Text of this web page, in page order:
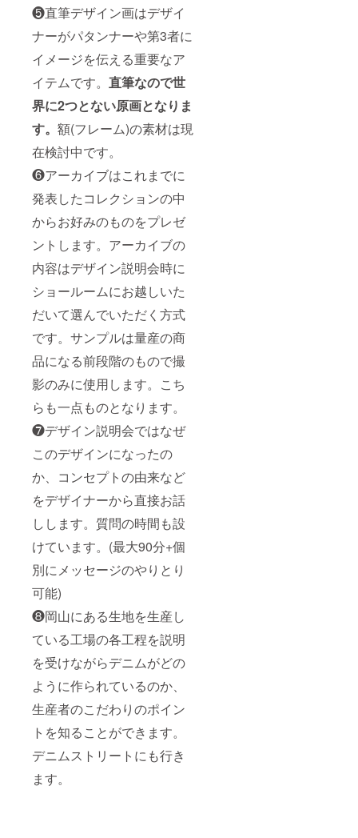
❺直筆デザイン画はデザイ
ナーがパタンナーや第3者に
イメージを伝える重要なア
イテムです。 直筆なので世
界に2つとない原画となりま
す。 額(フレーム)の素材は現
在検討中です。
❻アーカイブはこれまでに
発表したコレクションの中
からお好みのものをプレゼ
ントします。アーカイブの
内容はデザイン説明会時に
ショールームにお越しいた
だいて選んでいただく方式
です。サンプルは量産の商
品になる前段階のもので撮
影のみに使用します。こち
らも一点ものとなります。
❼デザイン説明会ではなぜ
このデザインになったの
か、コンセプトの由来など
をデザイナーから直接お話
しします。質問の時間も設
けています。(最大90分+個
別にメッセージのやりとり
可能)
❽岡山にある生地を生産し
ている工場の各工程を説明
を受けながらデニムがどの
ように作られているのか、
生産者のこだわりのポイン
トを知ることができます。
デニムストリートにも行き
ます。